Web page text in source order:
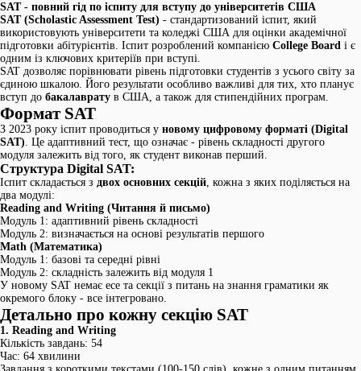
SAT - повний гід по іспиту для вступу до університетів США
SAT (Scholastic Assessment Test) - стандартизований іспит, який
використовують університети та коледжі США для оцінки академічної
підготовки абітурієнтів. Іспит розроблений компанією College Board і є
одним із ключових критеріїв при вступі.
SAT дозволяє порівнювати рівень підготовки студентів з усього світу за
єдиною шкалою. Його результати особливо важливі для тих, хто планує
вступ до бакалаврату в США, а також для стипендійних програм.
Формат SAT
З 2023 року іспит проводиться у новому цифровому форматі (Digital
SAT). Це адаптивний тест, що означає - рівень складності другого
модуля залежить від того, як студент виконав перший.
Структура Digital SAT:
Іспит складається з двох основних секцій, кожна з яких поділяється на
два модулі:
Reading and Writing (Читання й письмо)
Модуль 1: адаптивний рівень складності
Модуль 2: визначається на основі результатів першого
Math (Математика)
Модуль 1: базові та середні рівні
Модуль 2: складність залежить від модуля 1
У новому SAT немає есе та секції з питань на знання граматики як
окремого блоку - все інтегровано.
Детально про кожну секцію SAT
1. Reading and Writing
Кількість завдань: 54
Час: 64 хвилини